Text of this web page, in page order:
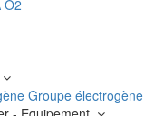
O2
Groupe électrogène